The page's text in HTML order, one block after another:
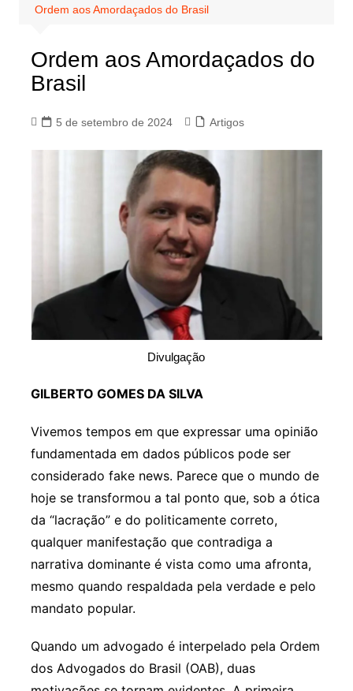
Ordem aos Amordaçados do Brasil
Ordem aos Amordaçados do
Brasil
5 de setembro de 2024 Artigos
Divulgação
GILBERTO GOMES DA SILVA
Vivemos tempos em que expressar uma opinião
fundamentada em dados públicos pode ser
considerado fake news. Parece que o mundo de
hoje se transformou a tal ponto que, sob a ótica
da “lacração” e do politicamente correto,
qualquer manifestação que contradiga a
narrativa dominante é vista como uma afronta,
mesmo quando respaldada pela verdade e pelo
mandato popular.
Quando um advogado é interpelado pela Ordem
dos Advogados do Brasil (OAB), duas